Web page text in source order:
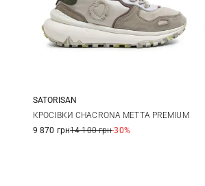
36 37 38 39
SATORISAN
КРОСІВКИ CHACRONA METTA PREMIUM
9 870 грн14 100 грн-30%